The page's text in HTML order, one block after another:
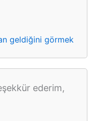
geldiğini görmek
ederim,